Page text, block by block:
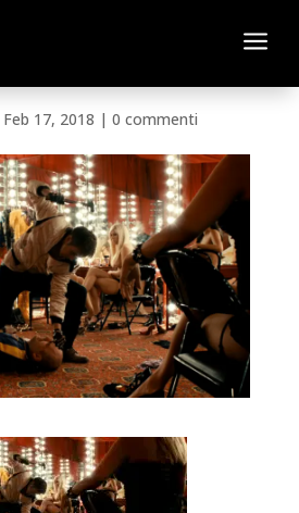
a
Feb 17, 2018 | 0 commenti